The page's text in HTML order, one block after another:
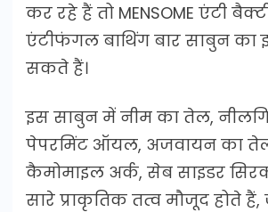
कर रहे हैं तो MENSOME एंटी
एंटीफंगल बाथिंग बार साबुन का
सकते हैं।
इस साबुन में नीम का तेल,
पेपरमिंट ऑयल, अजवायन का
कैमोमाइल अर्क, सेब साइडर
सारे प्राकृतिक तत्व मौजूद होते हैं,